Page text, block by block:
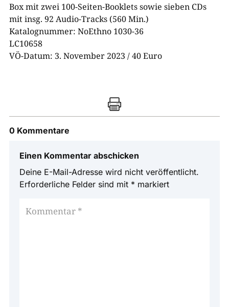
Box mit zwei 100-Seiten-Booklets sowie sieben CDs
mit insg. 92 Audio-Tracks (560 Min.)
Katalognummer: NoEthno 1030-36
LC10658
VÖ-Datum: 3. November 2023 / 40 Euro

0 Kommentare
Einen Kommentar abschicken
Deine E-Mail-Adresse wird nicht veröffentlicht.
Erforderliche Felder sind mit * markiert